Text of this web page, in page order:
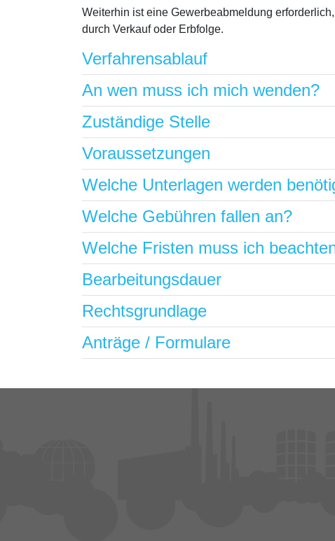
Weiterhin ist eine Gewerbeabmeldung
durch Verkauf oder Erbfolge.
Verfahrensablauf
An wen muss ich mich wenden?
Zuständige Stelle
Voraussetzungen
Welche Unterlagen werden
Welche Gebühren fallen an?
Welche Fristen muss ich
Bearbeitungsdauer
Rechtsgrundlage
Anträge / Formulare